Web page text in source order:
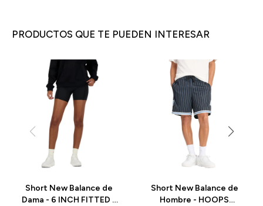
PRODUCTOS QUE TE PUEDEN INTERESAR
Short New Balance de
Dama - 6 INCH FITTED -
Short New Balance de
Hombre - HOOPS